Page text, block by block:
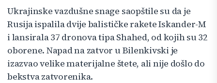
Ukrajinske vazdušne snage saopštile su da je
Rusija ispalila dvije balističke rakete Iskander-M
i lansirala 37 dronova tipa Shahed, od kojih su 32
oborene. Napad na zatvor u Bilenkivski je
izazvao velike materijalne štete, ali nije došlo do
bekstva zatvorenika.